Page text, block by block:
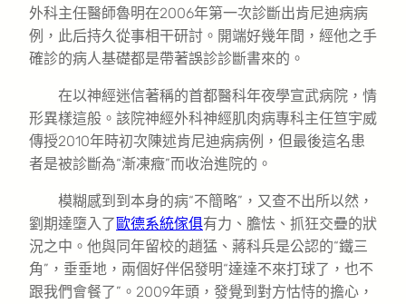
外科主任醫師魯明在2006年第一次診斷出肯尼迪病病
例，此后持久從事相干研討。開端好幾年間，經他之手
確診的病人基礎都是帶著誤診診斷書來的。
在以神經迷信著稱的首都醫科年夜學宣武病院，情
形異樣這般。該院神經外科神經肌肉病專科主任笪宇威
傳授2010年時初次陳述肯尼迪病病例，但最後這名患
者是被診斷為“漸凍癥”而收治進院的。
模糊感到到本身的病“不簡略”，又查不出所以然，
劉期達墮入了歐德系統傢俱有力、膽怯、抓狂交疊的狀
況之中。他與同年留校的趙猛、蔣科兵是公認的“鐵三
角”，垂垂地，兩個好伴侶發明“達達不來打球了，也不
跟我們會餐了”。2009年頭，發覺到對方怙恃的擔心，